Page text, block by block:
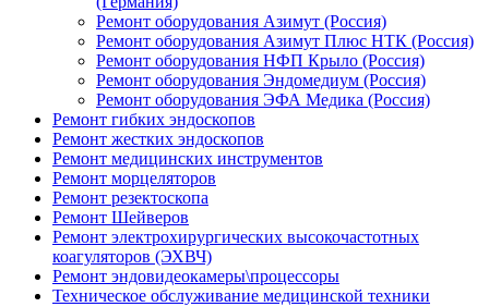
Ремонт оборудования Азимут (Россия)
Ремонт оборудования Азимут Плюс НТК (Россия)
Ремонт оборудования НФП Крыло (Россия)
Ремонт оборудования Эндомедиум (Россия)
Ремонт оборудования ЭФА Медика (Россия)
Ремонт гибких эндоскопов
Ремонт жестких эндоскопов
Ремонт медицинских инструментов
Ремонт морцеляторов
Ремонт резектоскопа
Ремонт Шейверов
Ремонт электрохирургических высокочастотных
коагуляторов (ЭХВЧ)
Ремонт эндовидеокамеры\процессоры
Техническое обслуживание медицинской техники